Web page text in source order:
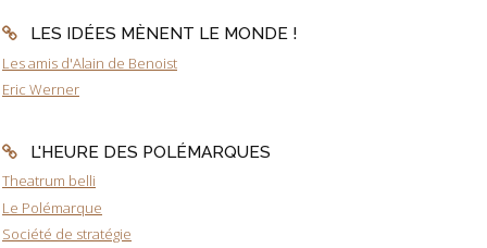
LES IDÉES MÈNENT LE MONDE !
Les amis d'Alain de Benoist
Eric Werner
L'HEURE DES POLÉMARQUES
Theatrum belli
Le Polémarque
Société de stratégie